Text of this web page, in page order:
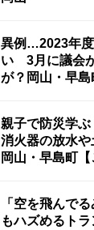
異例…2023年
い 3月に議会
が？岡山・早島
親子で防災学
消火器の放水
岡山・早島町【
「空を飛んで
もハズめるト